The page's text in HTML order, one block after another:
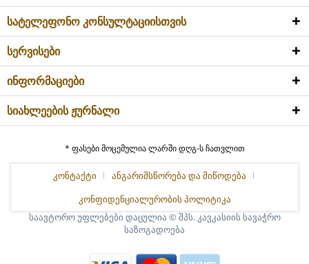
სატელეფონო კონსულტაციისთვის
სერვისები
ინფორმაციები
სიახლეების ჟურნალი
* ფასები მოცემულია ლარში დღგ-ს ჩათვლით
კონტაქტი
ანგარიშსწორება და მიწოდება
კონფიდენციალურობის პოლიტიკა
საავტორო უფლებები დაცულია © შპს. კავკასიის სავაჭრო
საზოგადოება